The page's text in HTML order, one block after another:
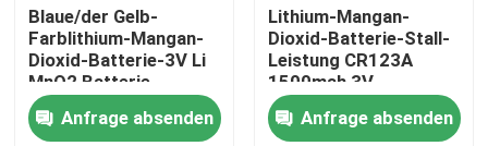
Treten Sie mit uns in Verbindung
Nachrichten
Blaue/der Gelb-
Farblithium-Mangan-
Dioxid-Batterie-3V Li
MnO2 Batterie
Anfrage absenden
Lithium-Mangan-
Dioxid-Batterie-Stall-
Leistung CR123A
1500mah 3V
Anfrage absenden